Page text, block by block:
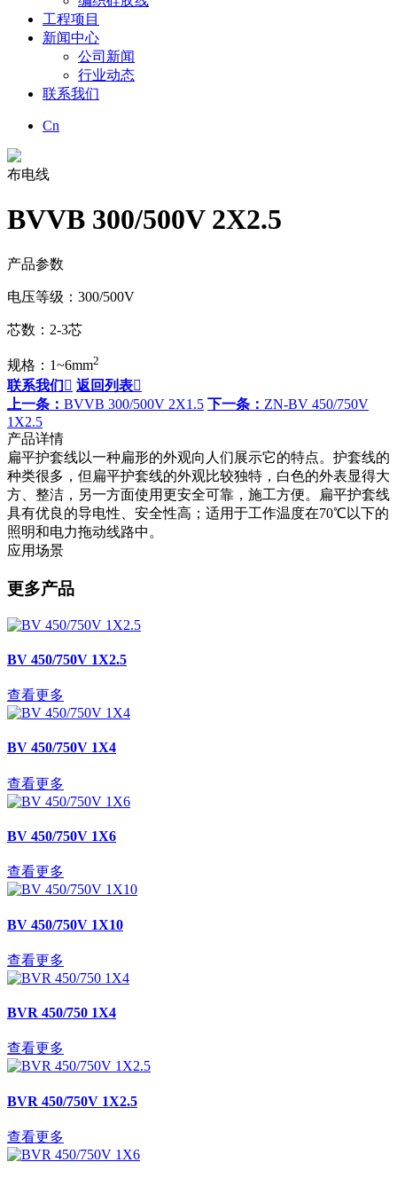
工程项目
新闻中心
公司新闻
行业动态
联系我们
Cn
布电线
BVVB 300/500V 2X2.5
产品参数
电压等级：300/500V
芯数：2-3芯
规格：1~6mm2
联系我们  返回列表
上一条： BVVB 300/500V 2X1.5 下一条： ZN-BV 450/750V
1X2.5
产品详情
扁平护套线以一种扁形的外观向人们展示它的特点。护套线的
种类很多，但扁平护套线的外观比较独特，白色的外表显得大
方、整洁，另一方面使用更安全可靠，施工方便。扁平护套线
具有优良的导电性、安全性高；适用于工作温度在70℃以下的
照明和电力拖动线路中。
应用场景
更多产品
BV 450/750V 1X2.5
查看更多
BV 450/750V 1X4
查看更多
BV 450/750V 1X6
查看更多
BV 450/750V 1X10
查看更多
BVR 450/750 1X4
查看更多
BVR 450/750V 1X2.5
查看更多